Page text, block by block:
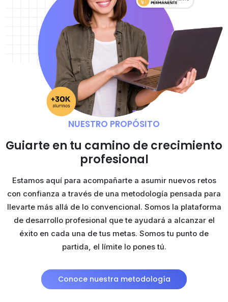
NUESTRO PROPÓSITO
Guiarte en tu camino decrecimiento
profesional
Estamos aquí para acompañarte a asumir nuevos retos
con confianza a través de una metodología pensada para
llevarte más allá de lo convencional. Somos la plataforma
de desarrollo profesional que te ayudará a alcanzar el
éxito en cada una de tus metas. Somos tu punto de
partida, el límite lo pones tú.
Conoce nuestra metodología